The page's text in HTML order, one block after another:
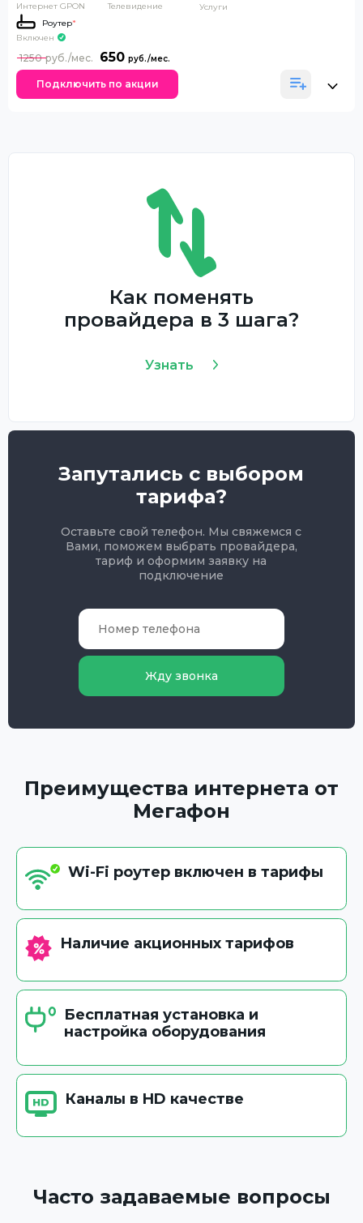
Интернет GPON
Телевидение
Услуги
Роутер*
Включен
650
1250
Подключить по акции
Как поменять
провайдера в 3 шага?
Узнать
Запутались с выбором
тарифа?
Оставьте свой телефон. Мы свяжемся с
Вами, поможем выбрать провайдера,
тариф и оформим заявку на
подключение
Жду звонка
Преимущества интернета от
Мегафон
Wi-Fi роутер включен в тарифы
Наличие акционных тарифов
Бесплатная установка и
настройка оборудования
Каналы в HD качестве
Часто задаваемые вопросы